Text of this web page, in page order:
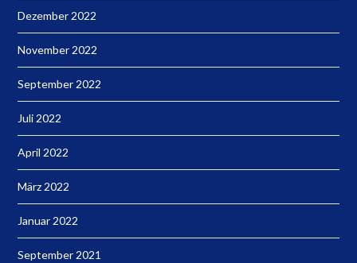
Dezember 2022
November 2022
September 2022
Juli 2022
April 2022
März 2022
Januar 2022
September 2021